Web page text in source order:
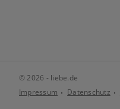
© 2026 - liebe.de
Impressum
Datenschutz